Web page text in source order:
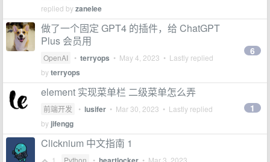
replied byzanelee
做了一个固定 GPT4 的插件，给 ChatGPT
Plus 会员用
OpenAI • terryops • May 4, 2023 • Lastly replied
byterryops
6
element 实现菜单栏 二级菜单怎么弄
前端开发 • lusifer • Mar 30, 2023 • Lastly replied
by jifengg
1
Clicknium 中文指南 1
1 Python • • Mar 3, 2023